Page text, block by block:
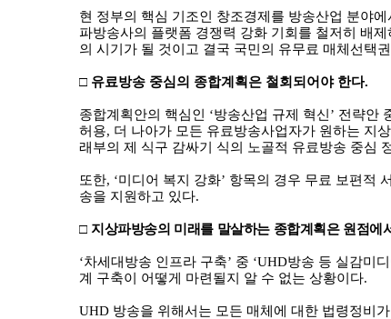
현 정부의 핵심 기조인 창조경제를 방송산업 분야
파방송사의 플랫폼 경쟁력 강화 기회를 철저히 배
의 시기가 될 것이고 결국 국민의 유무료 매체선택
□ 유료방송 중심의 종합계획은 철회되어야 한다.
종합계획안의 핵심인 ‘방송산업 규제 혁신 ’ 전략안
허용, 더 나아가 모든 유료방송사업자가 원하는 지
래부의 제 식구 감싸기 식의 노골적 유료방송 중심
또한, ‘미디어 복지 강화’ 항목의 경우 무료 보편적
송을 지원하고 있다.
□ 지상파방송의 미래를 말살하는 종합계획은 원점에
‘차세대방송 인프라 구축’ 중 ‘UHD방송 등 실감미
계 구축이 어떻게 마련될지 알 수 없는 상황이다.
UHD 방송을 위해서는 모든 매체에 대한 법령정비